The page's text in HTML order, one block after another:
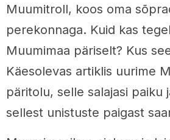
Muumitroll, koos oma
perekonnaga. Kuid kas
Muumimaa päriselt? Kus
Käesolevas artiklis uurime
päritolu, selle salajasi paiku
sellest unistuste paigast